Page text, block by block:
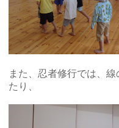
また、忍者修行では、
たり、